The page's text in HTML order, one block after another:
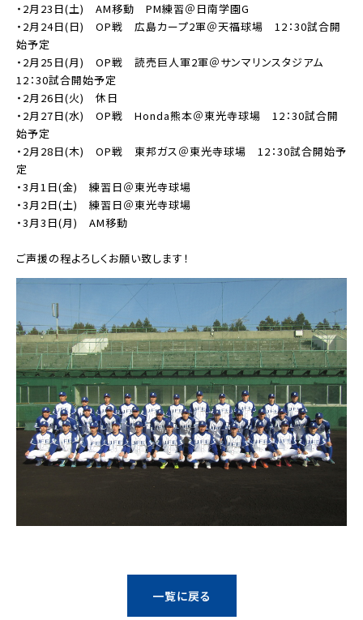
・2月23日(土) AM移動 PM練習＠日南学園G
・2月24日(日) OP戦 広島カープ2軍＠天福球場 12：30試合開
始予定
・2月25日(月) OP戦 読売巨人軍2軍＠サンマリンスタジアム
12：30試合開始予定
・2月26日(火) 休日
・2月27日(水) OP戦 Honda熊本＠東光寺球場 12：30試合開
始予定
・2月28日(木) OP戦 東邦ガス＠東光寺球場 12：30試合開始予
定
・3月1日(金) 練習日＠東光寺球場
・3月2日(土) 練習日＠東光寺球場
・3月3日(月) AM移動
ご声援の程よろしくお願い致します！
一覧に戻る